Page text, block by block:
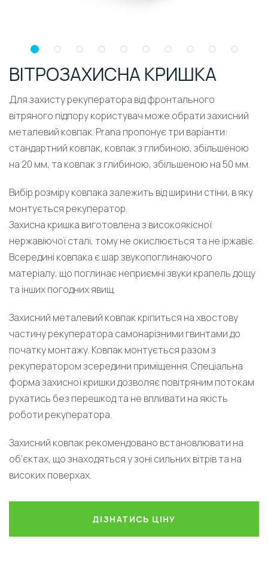
ВІТРОЗАХИСНА КРИШКА
Для захисту рекуператора від фронтального
вітряного підпору користувач може обрати захисний
металевий ковпак. Prana пропонує три варіанти:
стандартний ковпак, ковпак з глибиною, збільшеною
на 20 мм, та ковпак з глибиною, збільшеною на 50 мм.
Вибір розміру ковпака залежить від ширини стіни, в яку
монтується рекуператор.
Захисна кришка виготовлена з високоякісної
нержавіючої сталі, тому не окислюється та не іржавіє.
Всередині ковпака є шар звукопоглинаючого
матеріалу, що поглинає неприємні звуки крапель дощу
та інших погодних явищ.
Захисний металевий ковпак кріпиться на хвостову
частину рекуператора самонарізними гвинтами до
початку монтажу. Ковпак монтується разом з
рекуператором зсередини приміщення. Спеціальна
форма захисної кришки дозволяє повітряним потокам
рухатись без перешкод та не впливати на якість
роботи рекуператора.
Захисний ковпак рекомендовано встановлювати на
об’єктах, що знаходяться у зоні сильних вітрів та на
високих поверхах.
ДІЗНАТИСЬ ЦІНУ